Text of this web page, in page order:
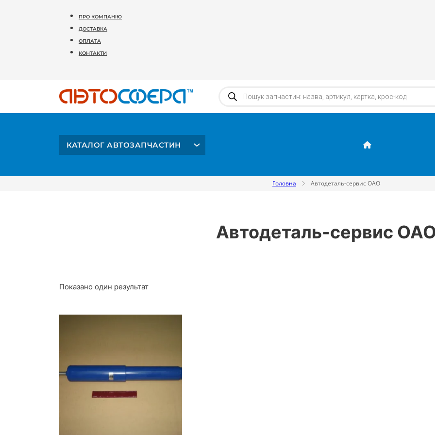
ПРО КОМПАНІЮ
ДОСТАВКА
ОПЛАТА
КОНТАКТИ
Products search
КАТАЛОГ АВТОЗАПЧАСТИН
Головна Автодеталь-сервис ОАО
Автодеталь-сервис
Показано один результат